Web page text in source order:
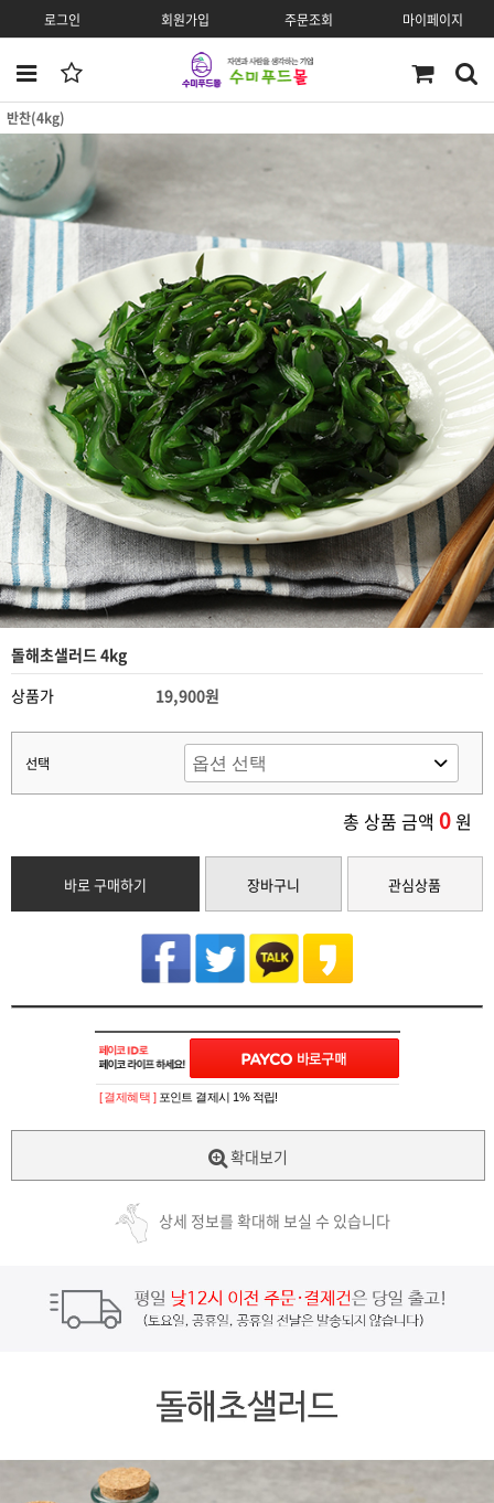
로그인 회원가입 주문조회 마이페이지
반찬(4kg)
돌해초샐러드 4kg
상품가
19,900원
선택
총 상품 금액 0원
바로 구매하기 장바구니 관심상품
[ 결제혜택 ] 포인트 결제시 1% 적립!
확대보기
상세 정보를 확대해 보실 수 있습니다